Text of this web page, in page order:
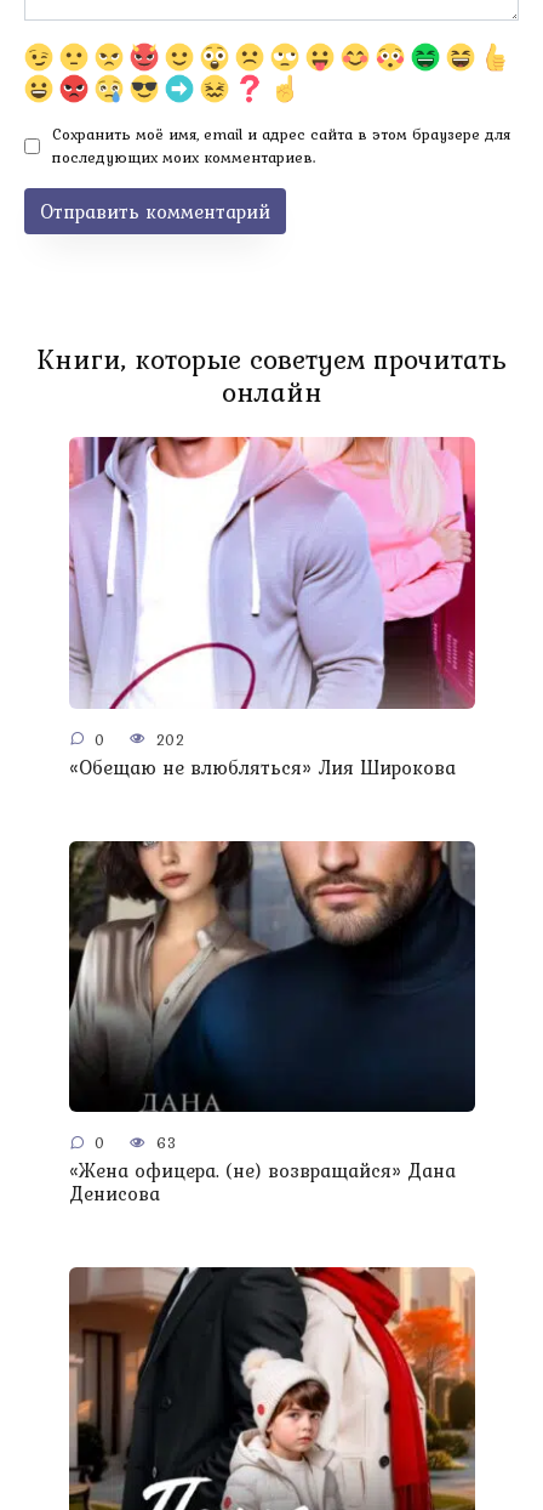
Сохранить моё имя, email и адрес сайта в этом браузере для
последующих моих комментариев.
Книги, которые советуем прочитать
онлайн
0 202
«Обещаю не влюбляться» Лия Широкова
0 63
«Жена офицера. (не) возвращайся» Дана
Денисова